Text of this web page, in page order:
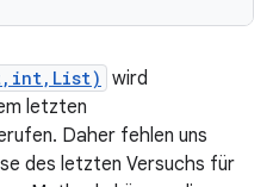
wird
letzten
Daher fehlen uns
des letzten Versuchs für